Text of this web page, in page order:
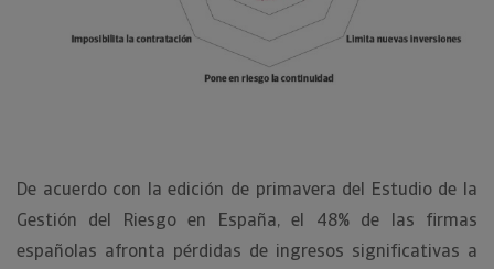
De acuerdo con la edición de primavera del Estudio de la
Gestión del Riesgo en España, el 48% de las firmas
españolas afronta pérdidas de ingresos significativas a